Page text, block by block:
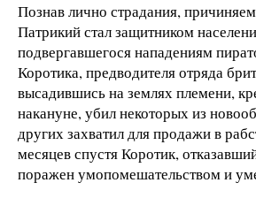
Познав лично страдания,
Патрикий стал защитником
подвергавшегося нападениям
Коротика, предводителя отряда
высадившись на землях племени,
накануне, убил некоторых из
других захватил для продажи в
месяцев спустя Коротик,
поражен умопомешательством и